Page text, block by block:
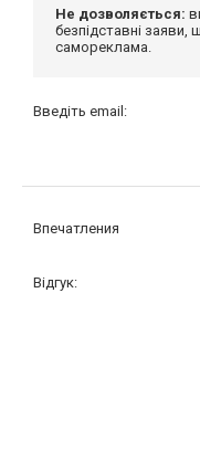
Не дозволяється:
безпідставні заяви,
самореклама.
Введіть email:
Впечатления
Відгук: